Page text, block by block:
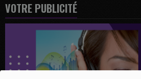
VOTRE PUBLICITÉ